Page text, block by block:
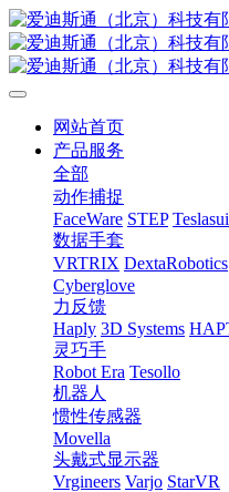
网站首页
产品服务
全部
动作捕捉
FaceWare STEP
数据手套
VRTRIX DextaRobotics
Cyberglove
力反馈
Haply 3D Systems
灵巧手
Robot Era Tesollo
机器人
惯性传感器
Movella
头戴式显示器
Vrgineers Varjo StarVR